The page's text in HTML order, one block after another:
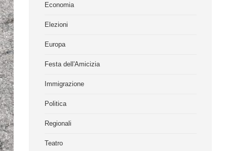
Economia
Elezioni
Europa
Festa dell'Amicizia
Immigrazione
Politica
Regionali
Teatro